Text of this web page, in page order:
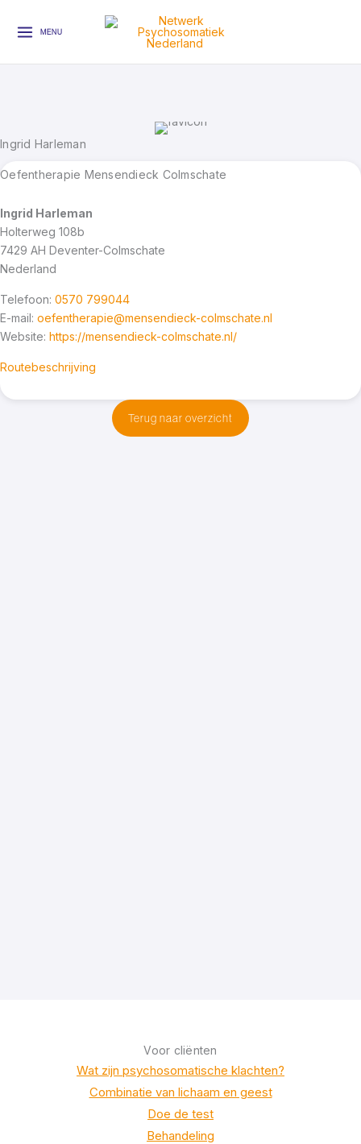
naar
inhoud
MENU
Ingrid Harleman
Oefentherapie Mensendieck Colmschate
Ingrid Harleman
Holterweg 108b
7429 AH Deventer-Colmschate
Nederland
Telefoon: 0570 799044
E-mail: oefentherapie@mensendieck-colmschate.nl
Website: https://mensendieck-colmschate.nl/
Routebeschrijving
Terug naar overzicht
Voor cliënten
Wat zijn psychosomatische klachten?
Combinatie van lichaam en geest
Doe de test
Behandeling